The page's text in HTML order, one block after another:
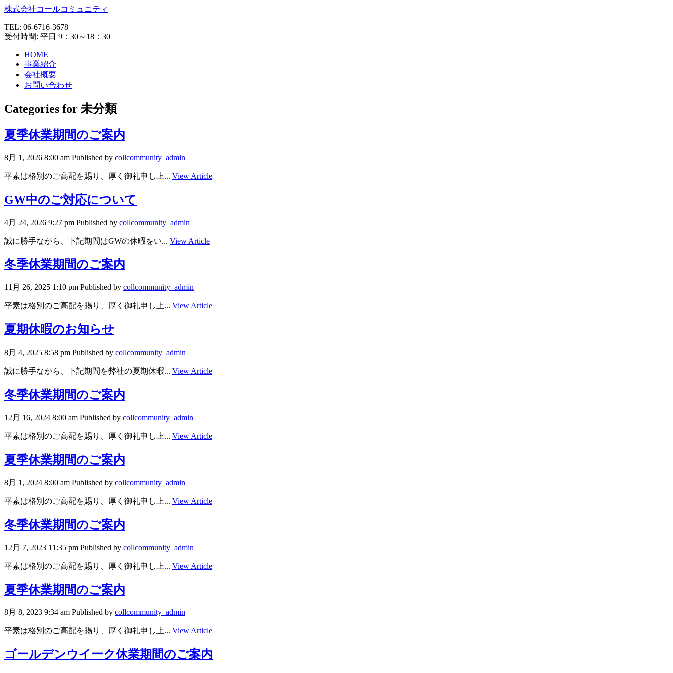
株式会社コールコミュニティ
TEL: 06-6716-3678
受付時間: 平日 9：30～18：30
HOME
事業紹介
会社概要
お問い合わせ
Categories for 未分類
夏季休業期間のご案内
8月 1, 2026 8:00 am Published by collcommunity_admin
平素は格別のご高配を賜り、厚く御礼申し上... View Article
GW中のご対応について
4月 24, 2026 9:27 pm Published by collcommunity_admin
誠に勝手ながら、下記期間はGWの休暇をい... View Article
冬季休業期間のご案内
11月 26, 2025 1:10 pm Published by collcommunity_admin
平素は格別のご高配を賜り、厚く御礼申し上... View Article
夏期休暇のお知らせ
8月 4, 2025 8:58 pm Published by collcommunity_admin
誠に勝手ながら、下記期間を弊社の夏期休暇... View Article
冬季休業期間のご案内
12月 16, 2024 8:00 am Published by collcommunity_admin
平素は格別のご高配を賜り、厚く御礼申し上... View Article
夏季休業期間のご案内
8月 1, 2024 8:00 am Published by collcommunity_admin
平素は格別のご高配を賜り、厚く御礼申し上... View Article
冬季休業期間のご案内
12月 7, 2023 11:35 pm Published by collcommunity_admin
平素は格別のご高配を賜り、厚く御礼申し上... View Article
夏季休業期間のご案内
8月 8, 2023 9:34 am Published by collcommunity_admin
平素は格別のご高配を賜り、厚く御礼申し上... View Article
ゴールデンウイーク休業期間のご案内